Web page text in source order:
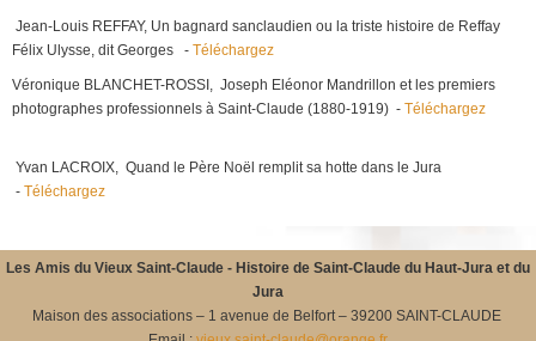
Jean-Louis REFFAY, Un bagnard sanclaudien ou la triste histoire de Reffay
Félix Ulysse, dit Georges - Téléchargez
Véronique BLANCHET-ROSSI, Joseph Eléonor Mandrillon et les premiers
photographes professionnels à Saint-Claude (1880-1919) - Téléchargez
Yvan LACROIX, Quand le Père Noël remplit sa hotte dans le Jura
- Téléchargez
Les Amis du Vieux Saint-Claude - Histoire de Saint-Claude du Haut-Jura et du
Jura
Maison des associations – 1 avenue de Belfort – 39200 SAINT-CLAUDE